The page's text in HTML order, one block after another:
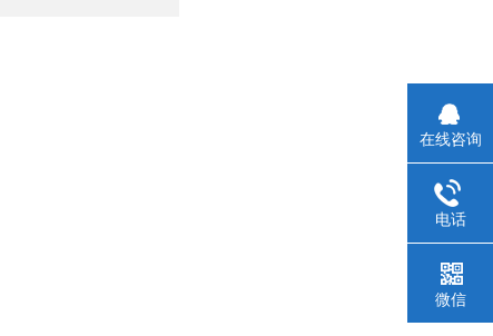
在线咨询
电话
微信